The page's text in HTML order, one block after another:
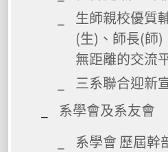
生師親校優質
(生)、師長(師
無距離的交流
三系聯合迎新
系學會及系友會
系學會 歷屆幹